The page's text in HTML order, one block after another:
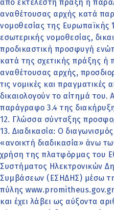
από εκτελεστή πράξη ή
αναθέτουσας αρχής κατά
νομοθεσίας της Ευρωπαϊκής
εσωτερικής νομοθεσίας,
προδικαστική προσφυγή
κατά της σχετικής πράξης ή
αναθέτουσας αρχής,
τις νομικές και πραγματικές
δικαιολογούν το αίτημά του.
παράγραφο 3.4 της
12. Γλώσσα σύνταξης
13. Διαδικασία: Ο
«ανοικτή διαδικασία» άνω
χρήση της πλατφόρμας του
Συστήματος Ηλεκτρονικών
Συμβάσεων (ΕΣΗΔΗΣ) μέσω
πύλης
και έχει λάβει ως αύξοντα